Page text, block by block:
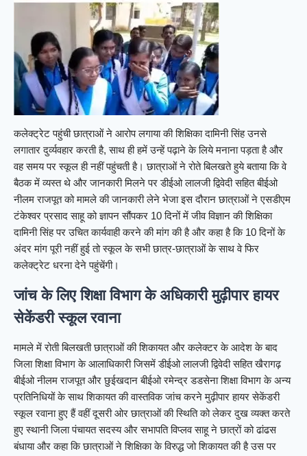
कलेक्ट्रेट पहुंची छात्राओं ने आरोप लगाया की शिक्षिका दामिनी सिंह उनसे
लगातार दुर्व्यवहार करती है, साथ ही हमें उन्हें पढ़ाने के लिये मनाना पड़ता है और
वह समय पर स्कूल ही नहीं पहुंचती है। छात्राओं ने रोते बिलखते हुये बताया कि वे
बैठक में व्यस्त थे और जानकारी मिलने पर डीईओ लालजी द्विवेदी सहित बीईओ
नीलम राजपूत को मामले की जानकारी लेने भेजा इस दौरान छात्राओं ने एसडीएम
टंकेश्वर प्रसाद साहू को ज्ञापन सौंपकर 10 दिनों में जीव विज्ञान की शिक्षिका
दामिनी सिंह पर उचित कार्यवाही करने की मांग की है और कहा है कि 10 दिनों के
अंदर मांग पूरी नहीं हुई तो स्कूल के सभी छात्र-छात्राओं के साथ वे फिर
कलेक्ट्रेट धरना देने पहुंचेंगी।
जांच के लिए शिक्षा विभाग के अधिकारी मुढ़ीपार हायर
सेकेंडरी स्कूल रवाना
मामले में रोती बिलखती छात्राओं की शिकायत और कलेक्टर के आदेश के बाद
जिला शिक्षा विभाग के आलाधिकारी जिसमें डीईओ लालजी द्विवेदी सहित खैरागढ़
बीईओ नीलम राजपूत और छुईखदान बीईओ रमेन्द्र डडसेना शिक्षा विभाग के अन्य
प्रतिनिधियों के साथ शिकायत की वास्तविक जांच करने मुढ़ीपार हायर सेकेंडरी
स्कूल रवाना हुए हैं वहीं दूसरी ओर छात्राओं की स्थिति को लेकर दुख व्यक्त करते
हुए स्थानी जिला पंचायत सदस्य और सभापति विप्लव साहू ने छात्रों को ढांढस
बंधाया और कहा कि छात्राओं ने शिक्षिका के विरुद्ध जो शिकायत की है उस पर